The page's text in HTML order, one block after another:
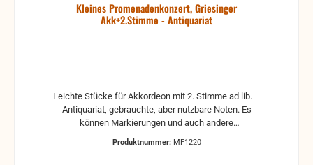
Kleines Promenadenkonzert, Griesinger
Akk+2.Stimme - Antiquariat
Leichte Stücke für Akkordeon mit 2. Stimme ad lib.
Antiquariat, gebrauchte, aber nutzbare Noten. Es
können Markierungen und auch andere
Produktnummer: MF1220